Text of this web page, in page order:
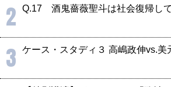
2 Q.17 酒鬼薔薇聖斗は社会復帰し
3 ケース・スタディ３ 高嶋政伸vs.美